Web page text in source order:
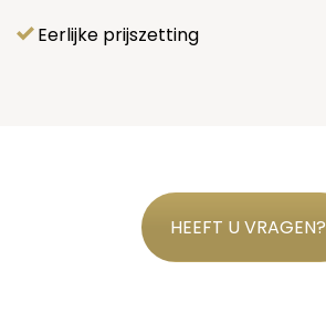
Eerlijke prijszetting
HEEFT U VRAGEN?